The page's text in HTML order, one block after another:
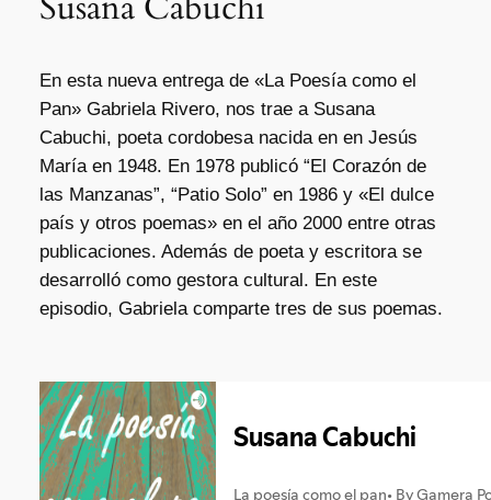
En esta nueva entrega de «La Poesía como el
Pan» Gabriela Rivero, nos trae a Susana
Cabuchi, poeta cordobesa nacida en en Jesús
María en 1948. En 1978 publicó “El Corazón de
las Manzanas”, “Patio Solo” en 1986 y «El dulce
país y otros poemas» en el año 2000 entre otras
publicaciones. Además de poeta y escritora se
desarrolló como gestora cultural. En este
episodio, Gabriela comparte tres de sus poemas.